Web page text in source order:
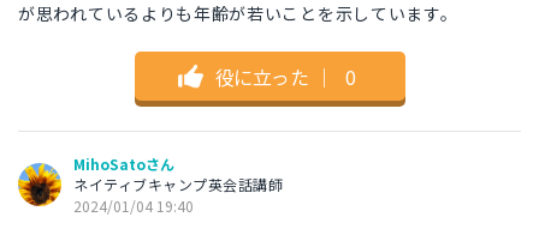
が思われているよりも年齢が若いことを示しています。
役に立った ｜ 0
MihoSatoさん
ネイティブキャンプ英会話講師
2024/01/04 19:40